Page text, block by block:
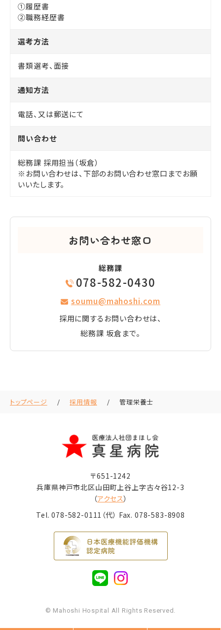
①履歴書
②職務経歴書
選考方法
書類選考、面接
通知方法
電話、又は郵送にて
問い合わせ
総務課 採用担当（坂倉）
※お問い合わせは、下部のお問い合わせ窓口までお願
いいたします。
お問い合わせ窓口
総務課
078-582-0430
soumu@mahoshi.com
採用に関するお問い合わせは、
総務課 坂倉まで。
トップページ 採用情報 管理栄養士
〒651-1242
兵庫県神戸市北区山田町上谷上字古々谷12-3
（アクセス）
Tel.078-582-0111 （代） Fax. 078-583-8908
© Mahoshi Hospital All Rights Reserved.